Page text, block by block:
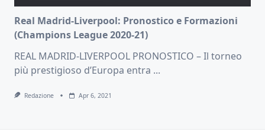
Real Madrid-Liverpool: Pronostico e Formazioni
(Champions League 2020-21)
REAL MADRID-LIVERPOOL PRONOSTICO – Il torneo
più prestigioso d’Europa entra ...
Redazione Apr 6, 2021